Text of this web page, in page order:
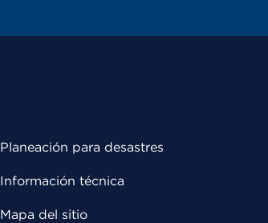
Planeación para desastres
Información técnica
Mapa del sitio